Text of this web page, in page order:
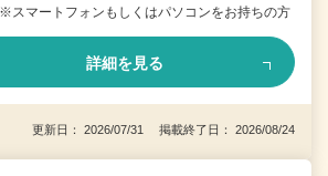
マートフォンもしくはパソコンをお持ちの方
詳細を見る
更新日： 2026/07/31 掲載終了日： 2026/08/24